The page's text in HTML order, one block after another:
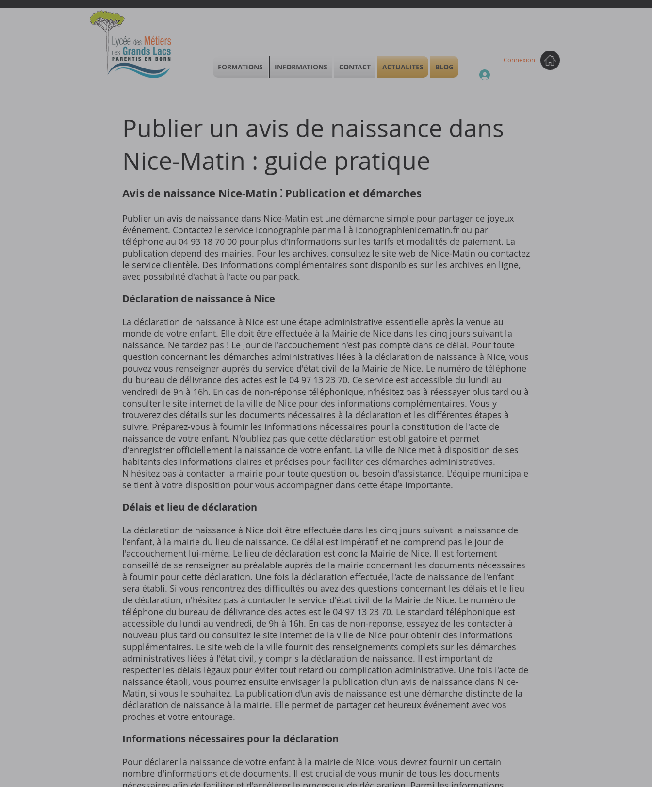
Connexion
Publier un avis de naissance dans
Nice-Matin : guide pratique
Avis de naissance Nice-Matin ⁚ Publication et démarches
Publier un avis de naissance dans Nice-Matin est une démarche simple pour partager ce joyeux
événement. Contactez le service iconographie par mail à iconographienicematin.fr ou par
téléphone au 04 93 18 70 00 pour plus d'informations sur les tarifs et modalités de paiement. La
publication dépend des mairies. Pour les archives, consultez le site web de Nice-Matin ou contactez
le service clientèle. Des informations complémentaires sont disponibles sur les archives en ligne,
avec possibilité d'achat à l'acte ou par pack.
Déclaration de naissance à Nice
La déclaration de naissance à Nice est une étape administrative essentielle après la venue au
monde de votre enfant. Elle doit être effectuée à la Mairie de Nice dans les cinq jours suivant la
naissance. Ne tardez pas ! Le jour de l'accouchement n'est pas compté dans ce délai. Pour toute
question concernant les démarches administratives liées à la déclaration de naissance à Nice, vous
pouvez vous renseigner auprès du service d'état civil de la Mairie de Nice. Le numéro de téléphone
du bureau de délivrance des actes est le 04 97 13 23 70. Ce service est accessible du lundi au
vendredi de 9h à 16h. En cas de non-réponse téléphonique, n'hésitez pas à réessayer plus tard ou à
consulter le site internet de la ville de Nice pour des informations complémentaires. Vous y
trouverez des détails sur les documents nécessaires à la déclaration et les différentes étapes à
suivre. Préparez-vous à fournir les informations nécessaires pour la constitution de l'acte de
naissance de votre enfant. N'oubliez pas que cette déclaration est obligatoire et permet
d'enregistrer officiellement la naissance de votre enfant. La ville de Nice met à disposition de ses
habitants des informations claires et précises pour faciliter ces démarches administratives.
N'hésitez pas à contacter la mairie pour toute question ou besoin d'assistance. L'équipe municipale
se tient à votre disposition pour vous accompagner dans cette étape importante.
Délais et lieu de déclaration
La déclaration de naissance à Nice doit être effectuée dans les cinq jours suivant la naissance de
l'enfant, à la mairie du lieu de naissance. Ce délai est impératif et ne comprend pas le jour de
l'accouchement lui-même. Le lieu de déclaration est donc la Mairie de Nice. Il est fortement
conseillé de se renseigner au préalable auprès de la mairie concernant les documents nécessaires
à fournir pour cette déclaration. Une fois la déclaration effectuée, l'acte de naissance de l'enfant
sera établi. Si vous rencontrez des difficultés ou avez des questions concernant les délais et le lieu
de déclaration, n'hésitez pas à contacter le service d'état civil de la Mairie de Nice. Le numéro de
téléphone du bureau de délivrance des actes est le 04 97 13 23 70. Le standard téléphonique est
accessible du lundi au vendredi, de 9h à 16h. En cas de non-réponse, essayez de les contacter à
nouveau plus tard ou consultez le site internet de la ville de Nice pour obtenir des informations
supplémentaires. Le site web de la ville fournit des renseignements complets sur les démarches
administratives liées à l'état civil, y compris la déclaration de naissance. Il est important de
respecter les délais légaux pour éviter tout retard ou complication administrative. Une fois l'acte de
naissance établi, vous pourrez ensuite envisager la publication d'un avis de naissance dans Nice-
Matin, si vous le souhaitez. La publication d'un avis de naissance est une démarche distincte de la
déclaration de naissance à la mairie. Elle permet de partager cet heureux événement avec vos
proches et votre entourage.
Informations nécessaires pour la déclaration
Pour déclarer la naissance de votre enfant à la mairie de Nice, vous devrez fournir un certain
nombre d'informations et de documents. Il est crucial de vous munir de tous les documents
FORMATIONS INFORMATIONS CONTACT ACTUALITES BLOG